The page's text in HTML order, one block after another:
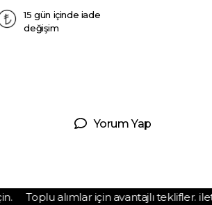
15 gün içinde iade
değişim
Yorum Yap
Toplu alımlar için avantajlı teklifler.